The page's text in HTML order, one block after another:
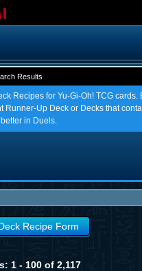
Results
Recipes for Yu-Gi-Oh! TCG
Runner-Up Deck or Decks that
in Duels.
Recipe Form
1 - 100 of 2,117